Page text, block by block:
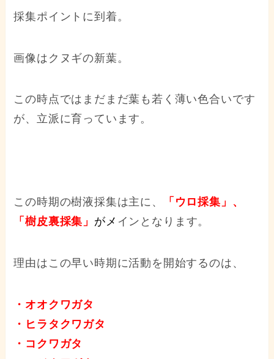
採集ポイントに到着。
画像はクヌギの新葉。
この時点ではまだまだ葉も若く薄い色合いです
が、立派に育っています。
この時期の樹液採集は主に、
「ウロ採集」、
「樹皮裏採集」 がメ インとなります。
理由はこの早い時期に活動を開始するのは、
・オオクワガタ
・ヒラタクワガタ
・コクワガタ